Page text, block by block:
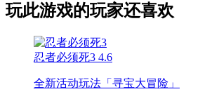
玩此游戏的玩家还喜欢
忍者必须死3 4.6
全新活动玩法「寻宝大冒险」